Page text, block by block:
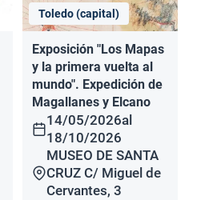
Toledo (capital)
Exposición "Los Mapas
y la primera vuelta al
mundo". Expedición de
Magallanes y Elcano
14/05/2026al
18/10/2026
MUSEO DE SANTA
CRUZ C/ Miguel de
Cervantes, 3